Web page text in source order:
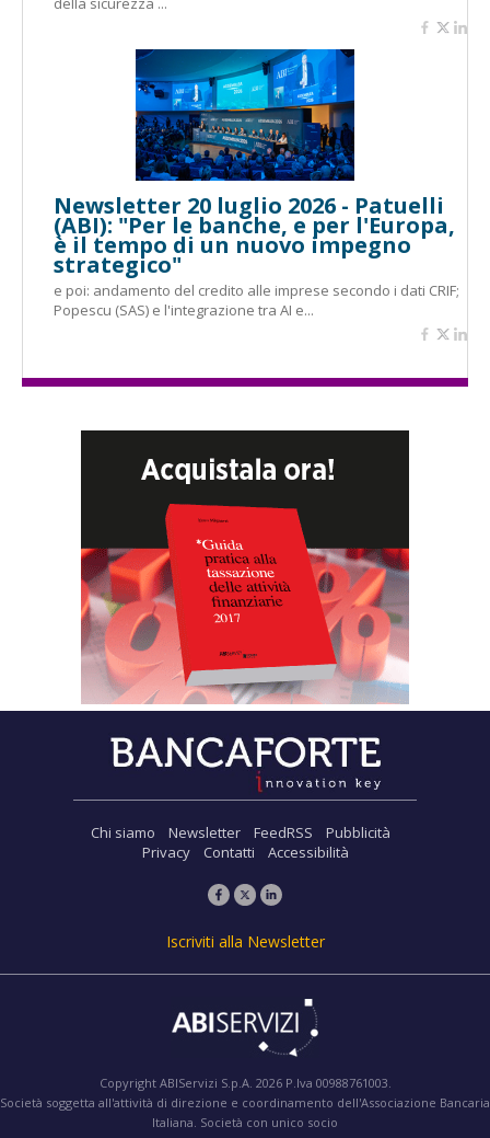
Newsletter 20 luglio 2026 - Patuelli
(ABI): "Per le banche, e per l'Europa,
è il tempo di un nuovo impegno
strategico"
e poi: andamento del credito alle imprese secondo i dati CRIF;
Popescu (SAS) e l'integrazione tra AI e...
Chi siamo Newsletter FeedRSS
Pubblicità
Privacy
Contatti Accessibilità
Iscriviti alla Newsletter
Copyright ABIServizi S.p.A. 2026 P.Iva 00988761003.
Società soggetta all'attività di direzione e coordinamento dell'Associazione Bancaria
Italiana. Società con unico socio